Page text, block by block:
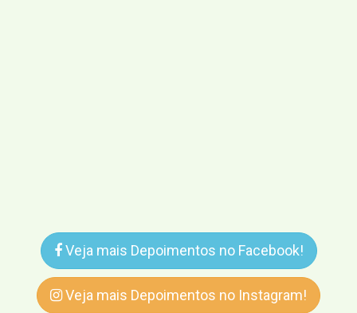
Veja mais Depoimentos no Facebook!
Veja mais Depoimentos no Instagram!